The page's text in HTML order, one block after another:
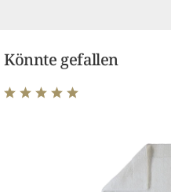
Könnte gefallen